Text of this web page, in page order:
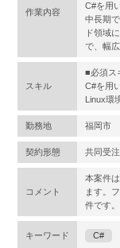
作業内容
C#を用
中長期
ド領域
で、幅
スキル
■必須ス
C#を用
Linux環
勤務地 福岡市
契約形態 共同受注
コメント
本案件
ます。
件です。
キーワード C#